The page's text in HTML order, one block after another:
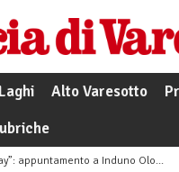
Alto Varesotto
appuntamento a Induno Olona